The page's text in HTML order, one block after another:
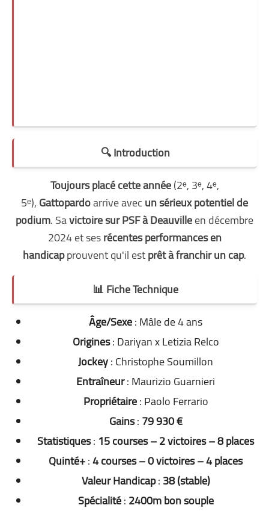
🔍 Introduction
Toujours placé cette année(2ᵉ, 3ᵉ, 4ᵉ,
5ᵉ),Gattopardoarrive avecun sérieux potentiel de
podium. Savictoire sur PSF à Deauvilleen décembre
2024 et sesrécentes performances en
handicapprouvent qu'il estprêt à franchir un cap.
📊 Fiche Technique
Âge/Sexe: Mâle de 4 ans
Origines: Dariyan x Letizia Relco
Jockey: Christophe Soumillon
Entraîneur: Maurizio Guarnieri
Propriétaire: Paolo Ferrario
Gains:79 930 €
Statistiques: 15 courses – 2 victoires – 8 places
Quinté+:4 courses – 0 victoires – 4 places
Valeur Handicap:38 (stable)
Spécialité:2400m bon souple